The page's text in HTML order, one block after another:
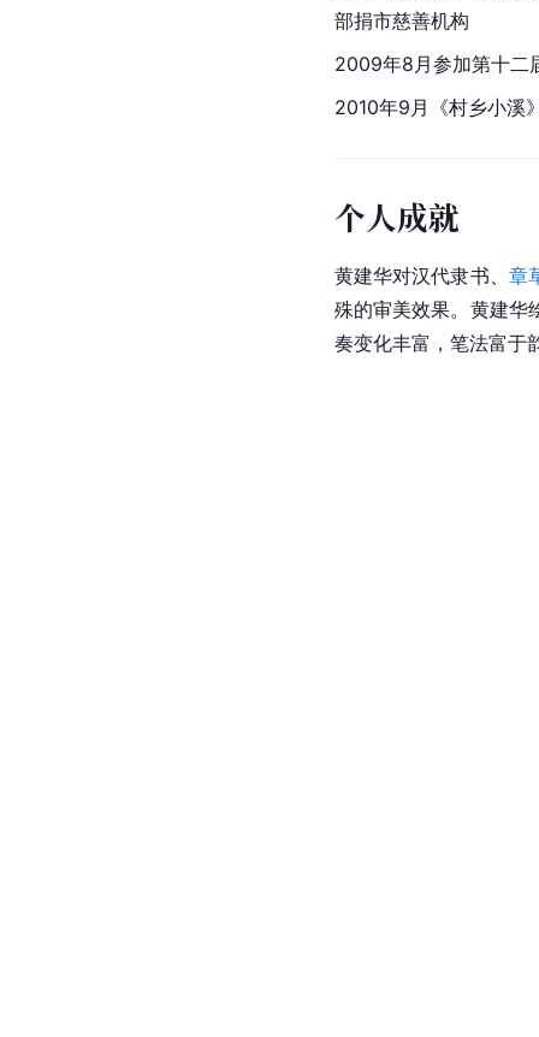
部捐市慈善机构
2009年8月参加第十二
2010年9月《村乡小溪
个人成就
黄建华对汉代隶书、 章
殊的审美效果。黄建华
奏变化丰富，笔法富于